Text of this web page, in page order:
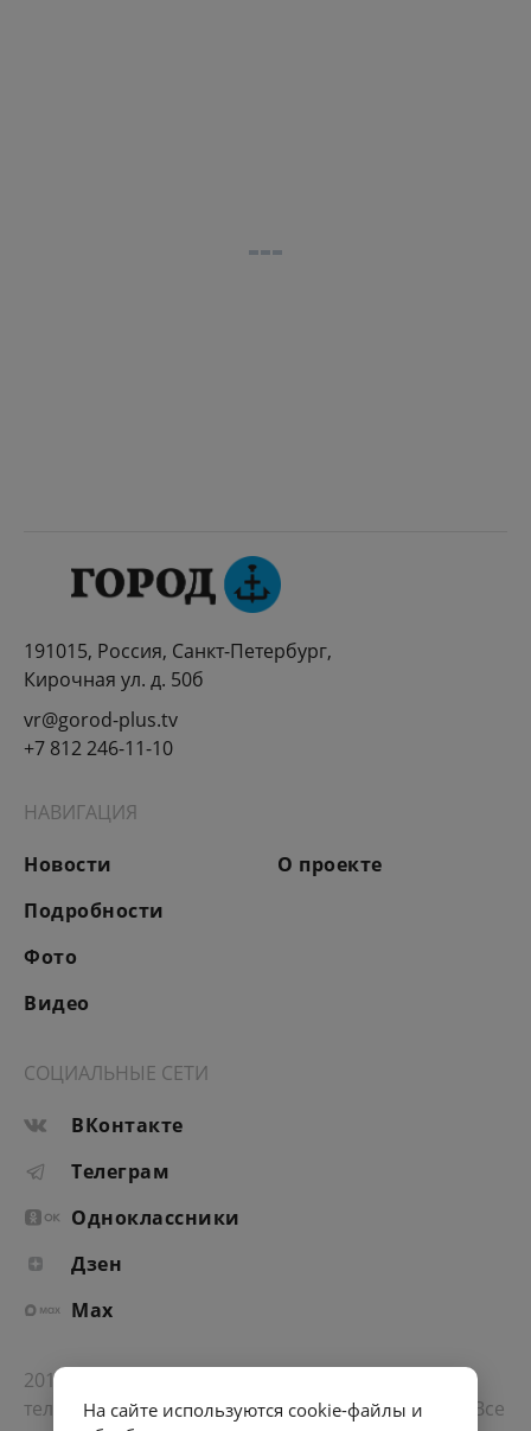
191015, Россия, Санкт-Петербург,
Кирочная ул. д. 50б
vr@gorod-plus.tv
+7 812 246-11-10
НАВИГАЦИЯ
Новости
Подробности
Фото
Видео
О проекте
СОЦИАЛЬНЫЕ СЕТИ
ВКонтакте
Телеграм
Одноклассники
Дзен
Max
2012-2026 © Портал «Электронное интернет-
телевидение правительства Санкт-Петербурга». Все
На сайте используются cookie-файлы и